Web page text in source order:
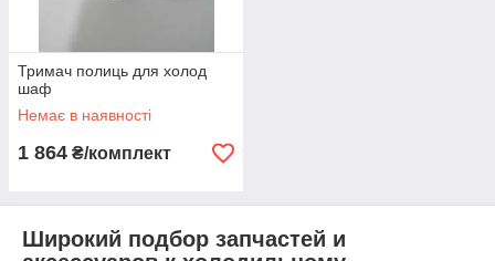
Тримач полиць для холод
шаф
Немає в наявності
1 864 ₴/комплект
Широкий подбор запчастей и